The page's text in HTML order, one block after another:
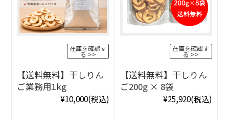
在庫を確認す
る
【送料無料】干しりん
ご業務用1kg
¥10,000(税込)
在庫を確認す
る
【送料無料】干しりん
ご200g × 8袋
¥25,920(税込)